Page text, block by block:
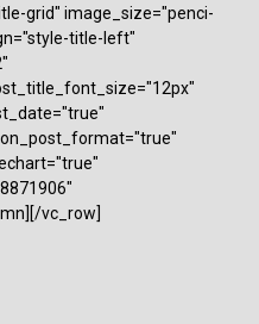
grid" image_size="penci-
title-left"
vc_row]